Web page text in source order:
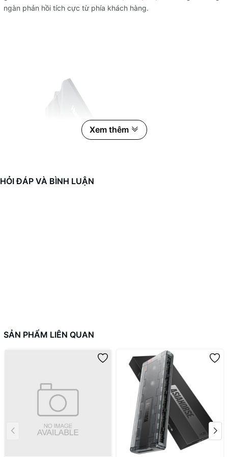
ngàn phản hồi tích cực từ phía khách hàng.
Xem thêm
HỎI ĐÁP VÀ BÌNH LUẬN
SẢN PHẨM LIÊN QUAN